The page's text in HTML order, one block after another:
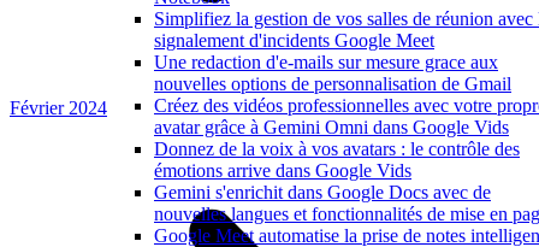
Simplifiez la gestion de vos salles de réunion avec
signalement d'incidents Google Meet
Une redaction d'e-mails sur mesure grace aux
nouvelles options de personnalisation de Gmail
Créez des vidéos professionnelles avec votre
avatar grâce à Gemini Omni dans Google Vids
Donnez de la voix à vos avatars : le contrôle des
émotions arrive dans Google Vids
Gemini s'enrichit dans Google Docs avec de
nouvelles langues et fonctionnalités de mise en
Google Meet automatise la prise de notes
Février 2024